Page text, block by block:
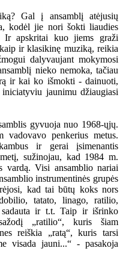
Gal į ansamblį atėjusių
kodėl jie nori šokti liaudies
Ir apskritai kuo jiems graži
ir klasikinę muziką, reikia
dalyvaujant mokymosi
nieko nemoka, tačiau
ir kai ko išmokti - dainuoti,
jaunimu džiaugiasi
gyvuoja nuo 1968-ųjų.
vadovavo penkerius metus.
ir gerai įsimenantis
sužinojau, kad 1984 m.
Visi ansamblio nariai
instrumentinės grupės
kad tai būtų koks nors
tatato, linago, ratilio,
ir t.t. Taip ir išrinko
„ratilio“, kuris šiam
reiškia „ratą“, kuris tarsi
visada jauni...“ - pasakoja